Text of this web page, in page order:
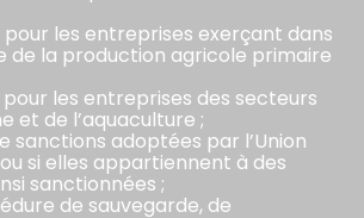
les entreprises exerçant dans
de la production agricole primaire
les entreprises des secteurs
et de l’aquaculture ;
sanctions adoptées par l’Union
si elles appartiennent à des
sanctionnées ;
de sauvegarde, de